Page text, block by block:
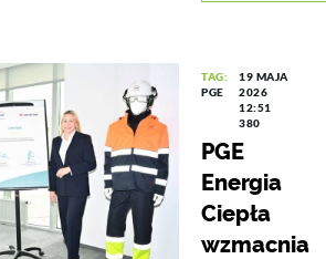
TAG:
PGE
19 MAJA
2026
12:51
380
PGE
Energia
Ciepła
wzmacnia